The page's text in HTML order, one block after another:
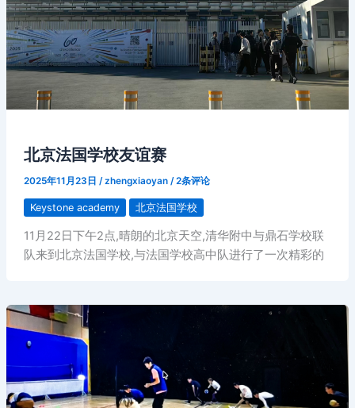
北京法国学校友谊赛
2025年11月23日 /zhengxiaoyan /2条评论
Keystone academy 北京法国学校
11月22日下午2点,晴朗的北京天空,清华附中与鼎石学校联
队来到北京法国学校,与法国学校高中队进行了一次精彩的